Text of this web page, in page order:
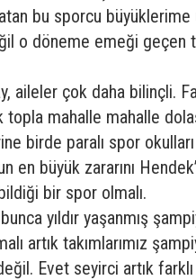
bu sporcu büyüklerime
o döneme emeği
aileler çok daha bilinçli.
mahalle mahalle
birde paralı spor
en büyük zararını
bir spor olmalı.
yıldır yaşanmış
artık takımlarımız
Evet seyirci artık